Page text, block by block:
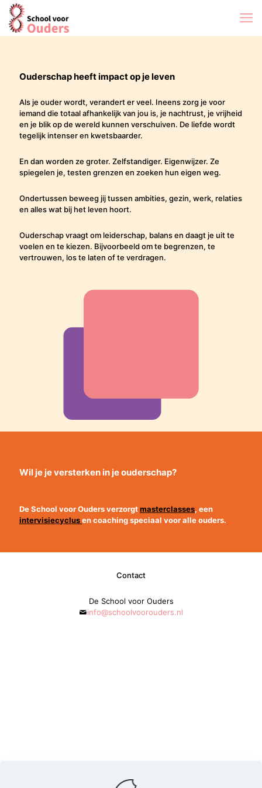
Ouderschap heeft impact op je leven
Als je ouder wordt, verandert er veel. Ineens zorg je voor
iemand die totaal afhankelijk van jou is, je nachtrust, je vrijheid
en je blik op de wereld kunnen verschuiven. De liefde wordt
tegelijk intenser en kwetsbaarder.
En dan worden ze groter. Zelfstandiger. Eigenwijzer. Ze
spiegelen je, testen grenzen en zoeken hun eigen weg.
Ondertussen beweeg jij tussen ambities, gezin, werk, relaties
en alles wat bij het leven hoort.
Ouderschap vraagt om leiderschap, balans en daagt je uit te
voelen en te kiezen. Bijvoorbeeld om te begrenzen, te
vertrouwen, los te laten of te verdragen.
Wil je je versterken in je ouderschap?
De School voor Ouders verzorgtmasterclasses, een
intervisiecyclusen coaching speciaal voor alle ouders.
Contact
De School voor Ouders
info@schoolvoorouders.nl